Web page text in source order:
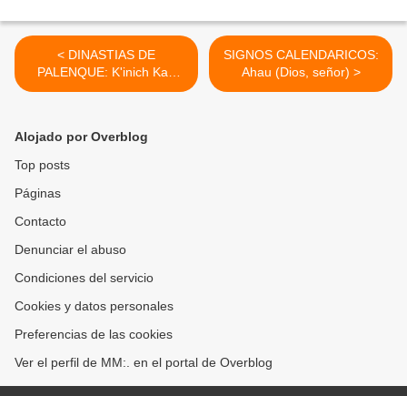
< DINASTIAS DE
PALENQUE: K'inich Kan
Bahlam II
SIGNOS CALENDARICOS:
Ahau (Dios, señor) >
Alojado por Overblog
Top posts
Páginas
Contacto
Denunciar el abuso
Condiciones del servicio
Cookies y datos personales
Preferencias de las cookies
Ver el perfil de MM:. en el portal de Overblog